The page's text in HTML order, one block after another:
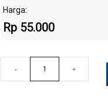
Harga:
Rp 55.000
Shirt
- +